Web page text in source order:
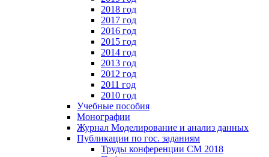
2018 год
2017 год
2016 год
2015 год
2014 год
2013 год
2012 год
2011 год
2010 год
Учебные пособия
Монографии
Журнал Моделирование и анализ данных
Публикации по гос. заданиям
Труды конференции CM 2018